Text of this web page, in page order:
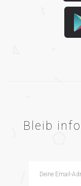
Bleib